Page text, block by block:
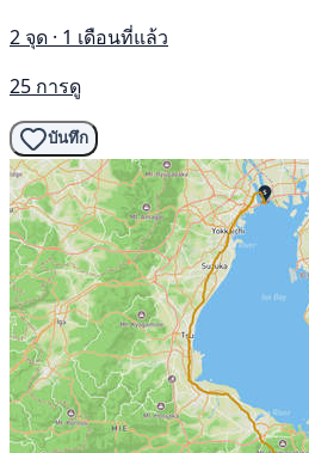
2 จุด · 1 เดือนที่แล้ว
25 การดู
บันทึก